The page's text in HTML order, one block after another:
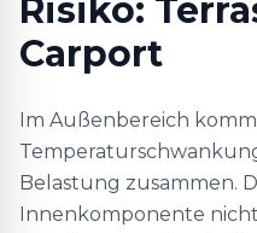
Risiko:
Carport
Im Außenbereich
Belastung zusammen.
Innenkomponente